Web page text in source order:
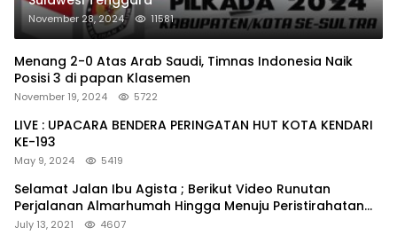
November 28, 2024 11581
Menang 2-0 Atas Arab Saudi, Timnas Indonesia Naik
Posisi 3 di papan Klasemen
November 19, 2024 5722
LIVE : UPACARA BENDERA PERINGATAN HUT KOTA KENDARI
KE-193
May 9, 2024 5419
Selamat Jalan Ibu Agista ; Berikut Video Runutan
Perjalanan Almarhumah Hingga Menuju Peristirahatan
Terakhir
July 13, 2021 4607